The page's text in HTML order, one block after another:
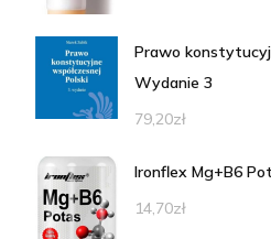
Prawo
Wydanie 3
79,20zł
Ironflex Mg+B6
14,70zł